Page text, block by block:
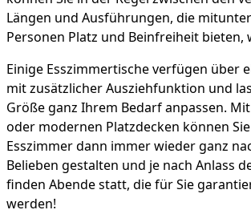
Längen und Ausführungen, die
Personen Platz und Beinfreiheit bieten,
Einige Esszimmertische verfügen über
mit zusätzlicher Ausziehfunktion und
Größe ganz Ihrem Bedarf anpassen.
oder modernen Platzdecken können
Esszimmer dann immer wieder ganz
Belieben gestalten und je nach Anlass
finden Abende statt, die für Sie
werden!